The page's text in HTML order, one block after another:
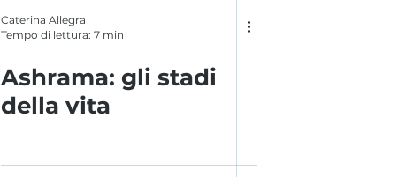
Caterina Allegra
Tempo di lettura: 7 min
Ashrama: gli stadi
della vita